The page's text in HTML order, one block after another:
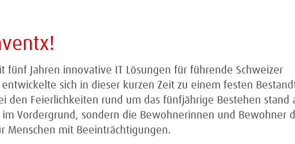
fünf Jahren innovative IT Lösungen für führende Schweizer
sich in dieser kurzen Zeit zu einem festen
den Feierlichkeiten rund um das fünfjährige Bestehen stand
Vordergrund, sondern die Bewohnerinnen und Bewohner
Menschen mit Beeinträchtigungen.